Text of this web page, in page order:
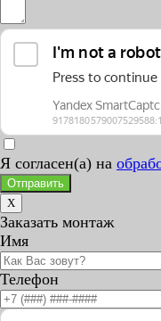
Я согласен(а) на
Отправить
X
Заказать монтаж
Имя
Телефон